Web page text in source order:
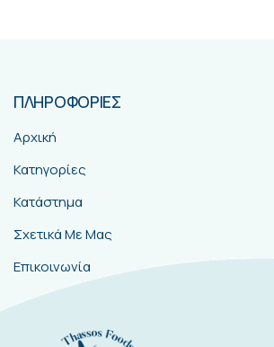
ΠΛΗΡΟΦΟΡΙΕΣ
Αρχική
Κατηγορίες
Κατάστημα
Σχετικά Με Μας
Επικοινωνία